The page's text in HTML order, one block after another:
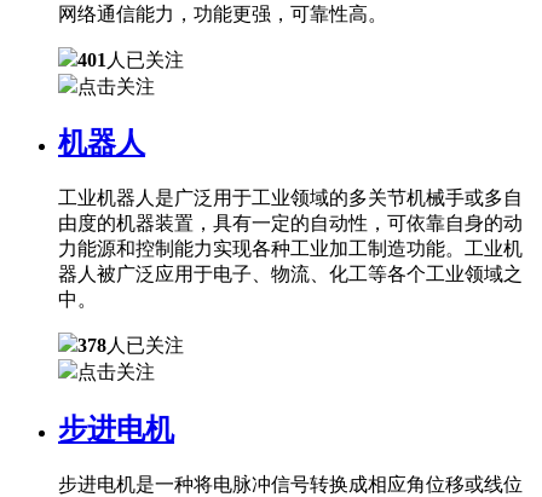
网络通信能力，功能更强，可靠性高。
401 人已关注
点击关注
机器人
工业机器人是广泛用于工业领域的多关节机械手或多自
由度的机器装置，具有一定的自动性，可依靠自身的动
力能源和控制能力实现各种工业加工制造功能。工业机
器人被广泛应用于电子、物流、化工等各个工业领域之
中。
378人已关注
点击关注
步进电机
步进电机是一种将电脉冲信号转换成相应角位移或线位